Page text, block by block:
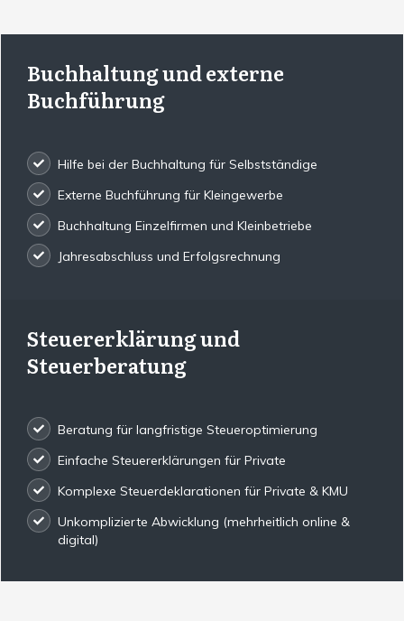
Buchhaltung und externe
Buchführung
Hilfe bei der Buchhaltung für Selbstständige
Externe Buchführung für Kleingewerbe
Buchhaltung Einzelfirmen und Kleinbetriebe
Jahresabschluss und Erfolgsrechnung
Steuererklärung und
Steuerberatung
Beratung für langfristige Steueroptimierung
Einfache Steuererklärungen für Private
Komplexe Steuerdeklarationen für Private & KMU
Unkomplizierte Abwicklung (mehrheitlich online &
digital)